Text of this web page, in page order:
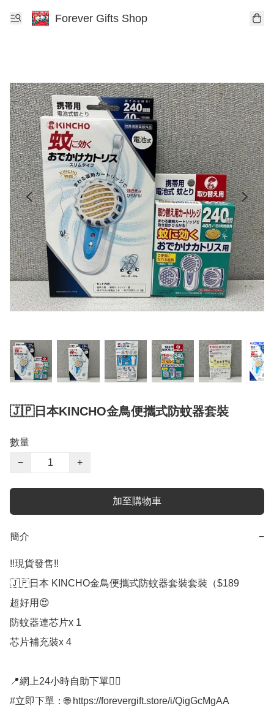
Forever Gifts Shop
🇯🇵日本KINCHO金鳥便攜式防蚊器套裝
數量
−
+
加至購物車
簡介 −
‼️現貨發售‼️
🇯🇵日本 KINCHO金鳥便攜式防蚊器套裝套裝（$189
超好用😍
防蚊器連芯片x 1
芯片補充裝x 4
📍網上24小時自助下單👍🏻
#立即下單：🌐 https://forevergift.store/i/QigGcMgAA